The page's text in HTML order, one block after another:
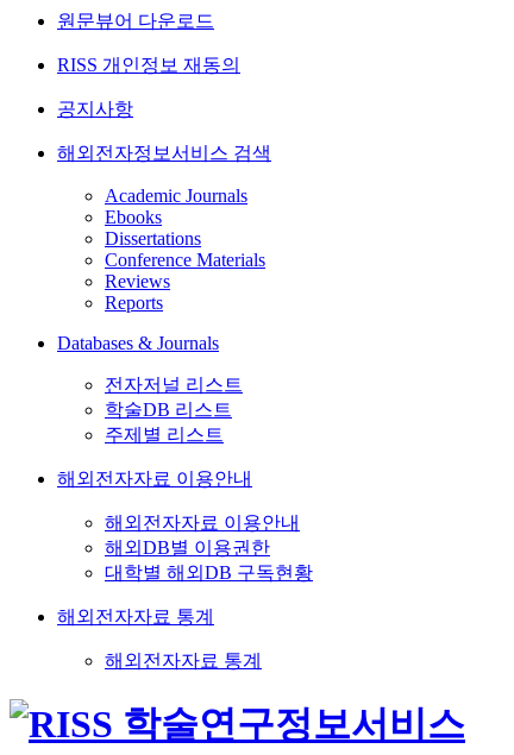
원문뷰어 다운로드
RISS 개인정보 재동의
공지사항
해외전자정보서비스 검색
Academic Journals
Ebooks
Dissertations
Conference Materials
Reviews
Reports
Databases & Journals
전자저널 리스트
학술DB 리스트
주제별 리스트
해외전자자료 이용안내
해외전자자료 이용안내
해외DB별 이용권한
대학별 해외DB 구독현황
해외전자자료 통계
해외전자자료 통계